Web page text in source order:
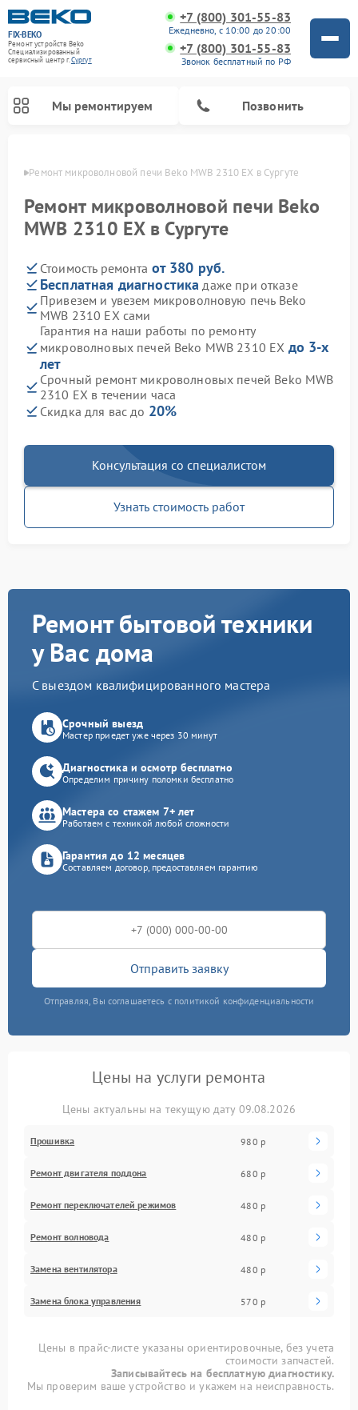
FIX-BEKO
Ремонт устройств Beko
Специализированный
cервисный центр г.Сургут
+7 (800) 301-55-83
Ежедневно, с 10:00 до 20:00
+7 (800) 301-55-83
Звонок бесплатный по РФ
Мы ремонтируем Позвонить
Ремонт микроволновой печи Beko MWB 2310 EX в Сургуте
Ремонт микроволновой печи Beko
MWB 2310 EX в Сургуте
Стоимость ремонта от 380 руб.
Бесплатная диагностика даже при отказе
Привезем и увезем микроволновую печь Beko
MWB 2310 EX сами
Гарантия на наши работы по ремонту
микроволновых печей Beko MWB 2310 EX до 3-х
лет
Срочный ремонт микроволновых печей Beko MWB
2310 EX в течении часа
Скидка для вас до 20%
Консультация со специалистом
Узнать стоимость работ
Ремонт бытовой техники
у Вас дома
С выездом квалифицированного мастера
Срочный выезд
Мастер приедет уже через 30 минут
Диагностика и осмотр бесплатно
Определим причину поломки бесплатно
Мастера со стажем 7+ лет
Работаем с техникой любой сложности
Гарантия до 12 месяцев
Составляем договор, предоставляем гарантию
Отправить заявку
Отправляя, Вы соглашаетесь с политикой конфиденциальности
Цены на услуги ремонта
Цены актуальны на текущую дату 09.08.2026
Прошивка 980 р
Ремонт двигателя поддона 680 р
Ремонт переключателей режимов 480 р
Ремонт волновода 480 р
Замена вентилятора 480 р
Замена блока управления 570 р
Цены в прайс-листе указаны ориентировочные, без учета
стоимости запчастей.
Записывайтесь на бесплатную диагностику.
Мы проверим ваше устройство и укажем на неисправность.